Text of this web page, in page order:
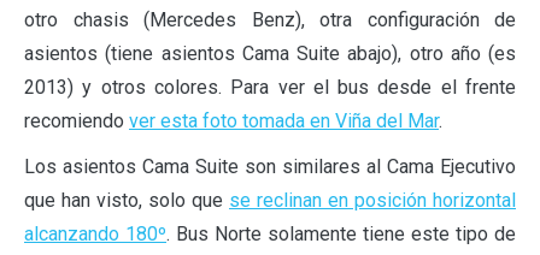
otro chasis (Mercedes Benz), otra configuración de
asientos (tiene asientos Cama Suite abajo), otro año (es
2013) y otros colores. Para ver el bus desde el frente
recomiendo ver esta foto tomada en Viña del Mar.
Los asientos Cama Suite son similares al Cama Ejecutivo
que han visto, solo que se reclinan en posición horizontal
alcanzando 180º. Bus Norte solamente tiene este tipo de